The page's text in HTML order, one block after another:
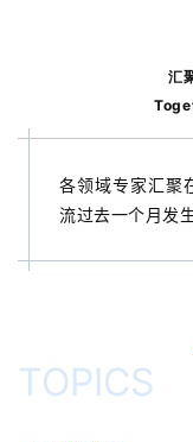
汇
各领域专家汇聚
流过去一个月发
TOPICS